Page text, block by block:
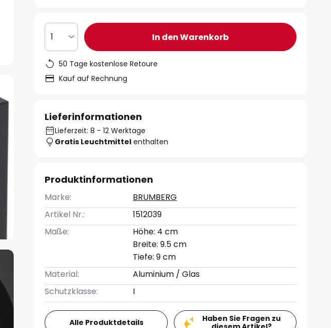
1 In den Warenkorb
50 Tage kostenlose Retoure
Kauf auf Rechnung
Lieferinformationen
Lieferzeit: 8 - 12 Werktage
Gratis Leuchtmittel enthalten
Produktinformationen
Marke:
BRUMBERG
Artikel Nr.:
1512039
Maße:
Höhe: 4 cm
Breite: 9.5 cm
Tiefe: 9 cm
Material:
Aluminium / Glas
Schutzklasse:
I
Alle Produktdetails
Haben Sie Fragen zu